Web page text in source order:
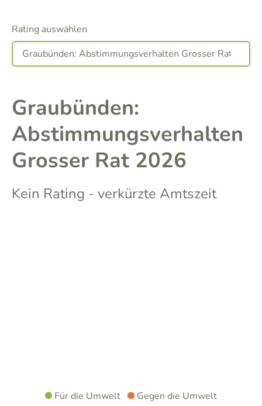
Rating auswählen
Graubünden:
Abstimmungsverhalten
Grosser Rat 2026
Kein Rating - verkürzte Amtszeit
Für die Umwelt Gegen die Umwelt